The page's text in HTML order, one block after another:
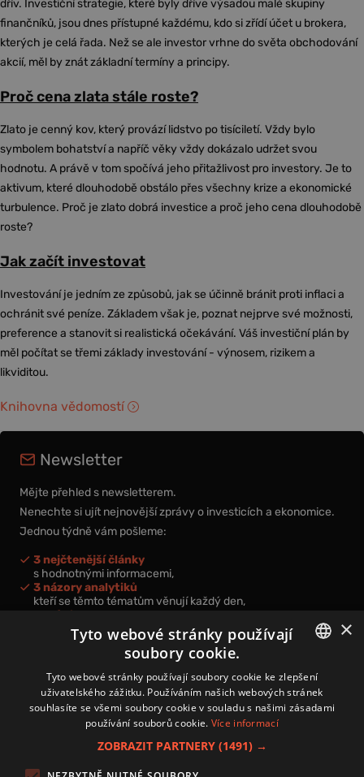
dřív. Investiční strategie, které byly dříve výsadou malé skupiny
finančníků, jsou dnes přístupné každému, kdo si zřídí účet u brokera,
kterých je celá řada. Než se ale investor vrhne do světa obchodování
akcií, měl by znát základní termíny a principy.
Proč cena zlata stále roste?
Zlato je cenný kov, který provází lidstvo po tisíciletí. Vždy bylo
symbolem bohatství a napříč věky vždy dokázalo udržet svou
hodnotu. A právě v tom spočívá jeho přitažlivost pro investory. Je to
aktivum, které dlouhodobě obstálo přes všechny krize a ekonomické
turbulence. Proč je zlato dobrá investice a proč jeho cena dlouhodobě
roste?
Jak začít investovat
Investování je jedním ze způsobů, jak se účinně bránit proti inflaci a
ochránit své peníze. Základem však je, poznat nejprve své možnosti,
preference a stanovit si realistická očekávání. Váš investiční plán by
měl počítat se třemi základy investování - výnosem, rizikem a
likviditou.
Knihovna vědomostí
Newsletter
Mějte přehled s newsletterem.
Nenechte si ujít nejnovější zprávy o investicích a ekonomice.
Jednou týdně vám pošleme:
3 nejčtenější články
s hodnotnými informacemi,
3 názory analytiků
kteří se těmto tématům věnují každý den,
nová videa a podcasty
k prohloubení vašich znalostí.
Přihlášením k newsletteru vyjadřujete svůj souhlas spodmínkami
zpracování osobních údajů.
CZECH
×
Tyto webové stránky používají
soubory cookie.
Tyto webové stránky používají soubory cookie ke zlepšení
uživatelského zážitku. Používáním našich webových stránek
souhlasíte se všemi soubory cookie v souladu s našimi zásadami
používání souborů cookie. Více informací
ZOBRAZIT PARTNERY (1491) →